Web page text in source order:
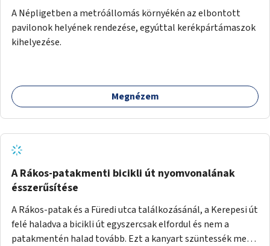
A Népligetben a metróállomás környékén az elbontott
pavilonok helyének rendezése, egyúttal kerékpártámaszok
kihelyezése.
Megnézem
A Rákos-patakmenti bicikli út nyomvonalának
ésszerűsítése
A Rákos-patak és a Füredi utca találkozásánál, a Kerepesi út
felé haladva a bicikli út egyszercsak elfordul és nem a
patakmentén halad tovább. Ezt a kanyart szüntessék meg